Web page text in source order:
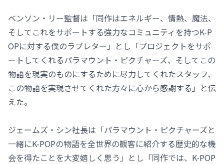
ベンソン・リー監督は「同作はエネルギー、情熱、魔法、
そしてこれをサポートする強力なコミュニティを持つK-P
OPに対する僕のラブレター」とし「プロジェクトをサポ
ートしてくれるパラマウント・ピクチャーズ、そしてこの
物語を現実のものにするために尽力してくれたスタッフ、
この物語を実現させてくれた方々に心から感謝する」と伝
えた。
ジェームズ・シン社長は「パラマウント・ピクチャーズと
一緒にK-POPの物語を全世界の観客に紹介する歴史的な機
会を得たことを大変嬉しく思う」とし「同作では、K-POP